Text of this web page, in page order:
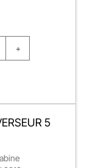
5